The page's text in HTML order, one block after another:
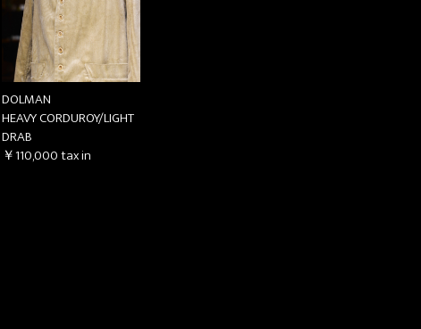
DOLMAN
HEAVY CORDUROY/LIGHT
DRAB
￥110,000tax in